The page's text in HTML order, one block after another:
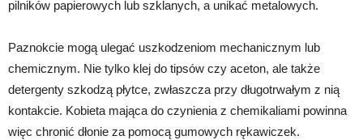
pilników papierowych lub szklanych, a unikać metalowych.
Paznokcie mogą ulegać uszkodzeniom mechanicznym lub
chemicznym. Nie tylko klej do tipsów czy aceton, ale także
detergenty szkodzą płytce, zwłaszcza przy długotrwałym z nią
kontakcie. Kobieta mająca do czynienia z chemikaliami powinna
więc chronić dłonie za pomocą gumowych rękawiczek.